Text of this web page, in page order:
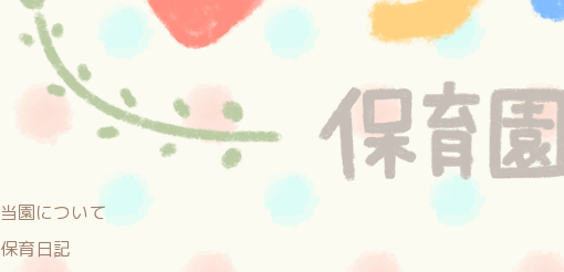
当園について
保育日記